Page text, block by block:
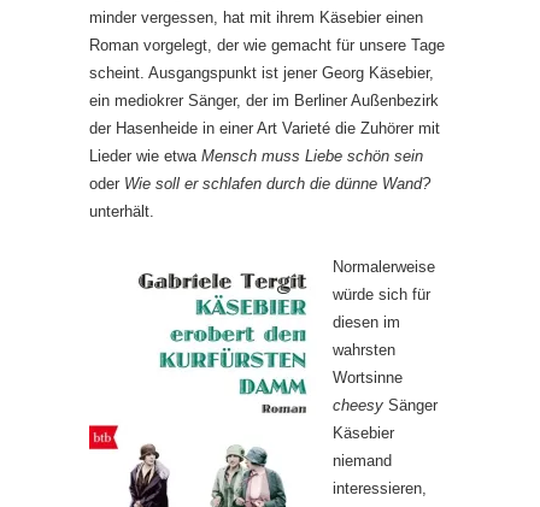
minder vergessen, hat mit ihrem Käsebier einen
Roman vorgelegt, der wie gemacht für unsere Tage
scheint. Ausgangspunkt ist jener Georg Käsebier,
ein mediokrer Sänger, der im Berliner Außenbezirk
der Hasenheide in einer Art Varieté die Zuhörer mit
Lieder wie etwa Mensch muss Liebe schön sein
oder Wie soll er schlafen durch die dünne Wand?
unterhält.
Normalerweise
würde sich für
diesen im
wahrsten
Wortsinne
cheesy Sänger
Käsebier
niemand
interessieren,